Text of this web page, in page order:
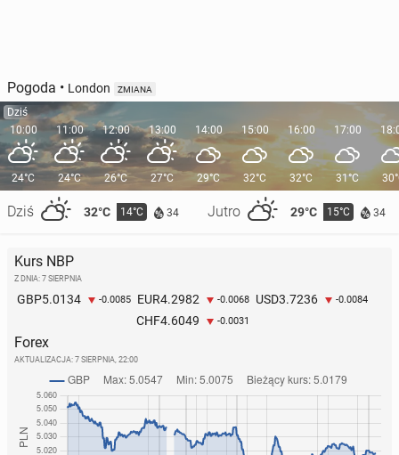
Pogoda • London ZMIANA
Dziś
10:00
24°C
Dziś 32°C 14°C 34 Jutro 29°C 15°C 34
11:00
24°C
12:00
26°C
13:00
27°C
14:00
29°C
15:00
32°C
16:00
32°C
17:00
31°C
Kurs NBP
Z DNIA: 7 SIERPNIA
GBP5.0134 -0.0085 EUR4.2982 -0.0068 USD3.7236 -0.0084
CHF4.6049 -0.0031
Forex
AKTUALIZACJA: 7 SIERPNIA, 22:00